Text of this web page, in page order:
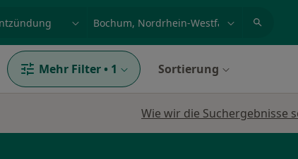
Mehr Filter • 1 Sortierung
Wie wir die Suchergebnisse